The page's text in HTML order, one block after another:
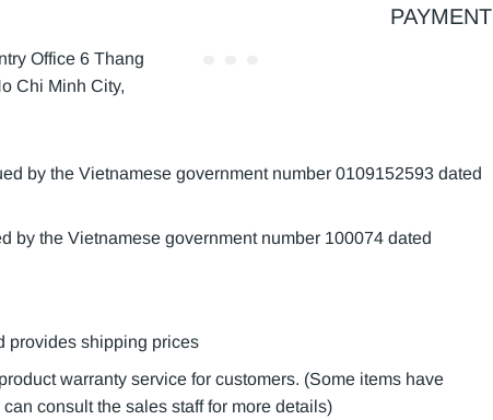
Office 6 Thang
Chi Minh City,
PAYMENT
by the Vietnamese government number 0109152593 dated
by the Vietnamese government number 100074 dated
provides shipping prices
warranty service for customers. (Some items have
consult the sales staff for more details)